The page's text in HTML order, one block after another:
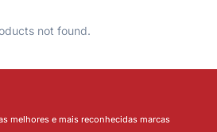
not found.
melhores e mais reconhecidas marcas